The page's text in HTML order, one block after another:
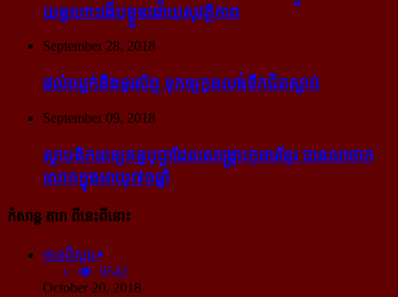
យន្ដហោះ​ងើប​ខ្លួន​ដោយ​សុវត្ថិភាព
September 28, 2018
រវល់​ឈ្លក់​នឹង​ទូរស័ព្ទ ទុក​ឲ្យ​កូន​លង់​ទឹក​ជិត​ស្លាប់
September 09, 2018
ស្ថាបនិក​ពេទ្យ​គន្ធបុប្ផា​ដែល​សង្គ្រោះ​កុមារ​ខ្មែរ​ បាន​លាចាក​
លោក​ក្នុង​អាយុ​៧១ឆ្នាំ
កំសាន្ដ តារា ពីនេះពីនោះ
អានពិស្ដារ
9542
October 20, 2018